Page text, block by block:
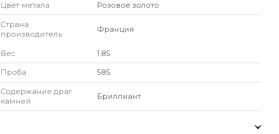
Цвет метала Розовое золото
Страна
производитель
Франция
Вес 1.85
Проба 585
Содержание драг
камней
Бриллиант